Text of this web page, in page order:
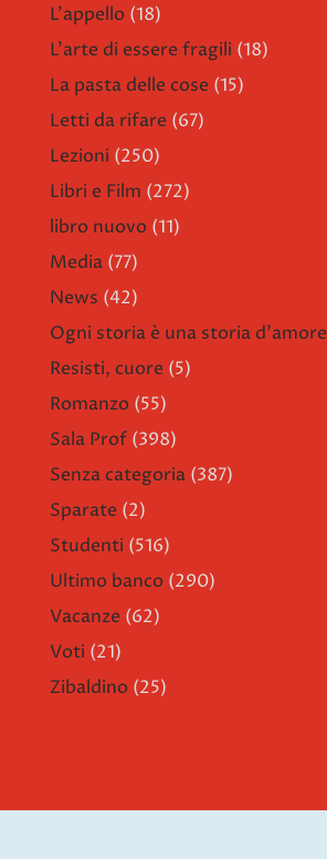
L'appello (18)
L'arte di essere fragili (18)
La pasta delle cose (15)
Letti da rifare (67)
Lezioni (250)
Libri e Film (272)
libro nuovo (11)
Media (77)
News (42)
Ogni storia è una storia d'amore
Resisti, cuore (5)
Romanzo (55)
Sala Prof (398)
Senza categoria (387)
Sparate (2)
Studenti (516)
Ultimo banco (290)
Vacanze (62)
Voti (21)
Zibaldino (25)